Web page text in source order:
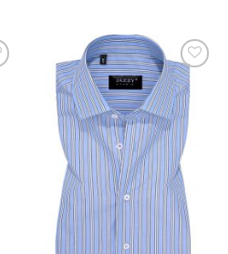
Προσθήκη
στη Λίστα
Επιθυμίας